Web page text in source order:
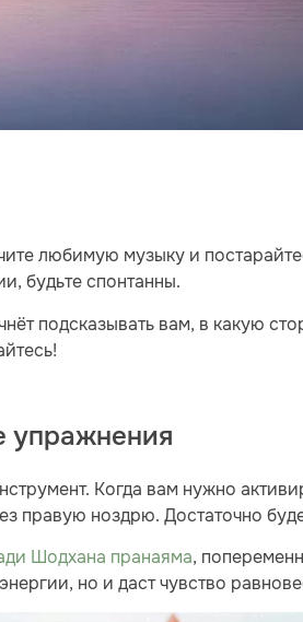
любимую музыку и
будьте спонтанны.
подсказывать вам, в какую
упражнения
Когда вам нужно
правую ноздрю. Достаточно
Шодхана пранаяма,
но и даст чувство